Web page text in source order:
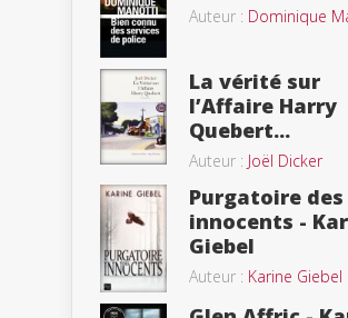
Auteur : Dominique
La vérité sur
l’Affaire Harry
Quebert...
Auteur : Joël Dicker
Purgatoire des
innocents -
Giebel
Auteur : Karine Giebel